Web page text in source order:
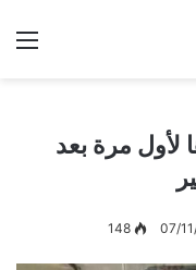
لأول مرة بعد
07/
148